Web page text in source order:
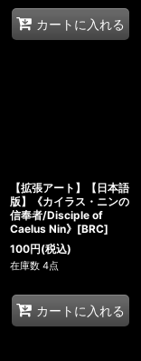
カートに入れる
【拡張アート】【日本語
版】《カイラス・ニンの
信奉者/Disciple of
Caelus Nin》[BRC]
100円(税込)
在庫数 4点
カートに入れる